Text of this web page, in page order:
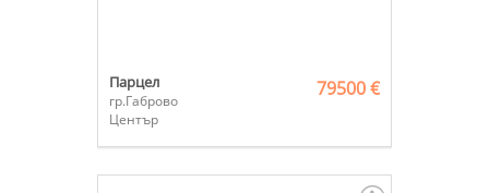
Парцел
гр.Габрово
Център
79500 €